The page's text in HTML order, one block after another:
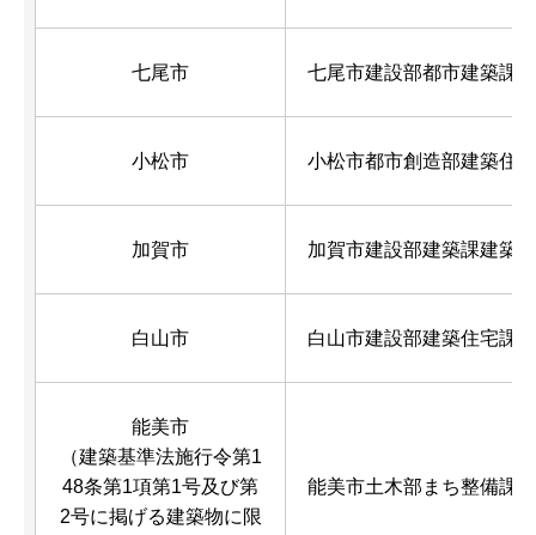
七尾市 七尾市建設部都市建築課
小松市 小松市都市創造部建築住
加賀市 加賀市建設部建築課建築
白山市 白山市建設部建築住宅課
能美市
（建築基準法施行令第1
48条第1項第1号及び第
2号に掲げる建築物に限
能美市土木部まち整備課